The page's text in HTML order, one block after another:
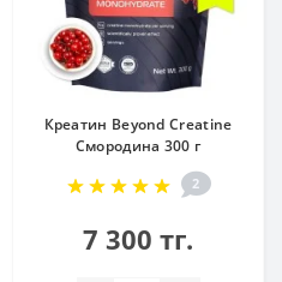
Креатин Beyond Creatine
Смородина 300 г
2
7 300 тг.